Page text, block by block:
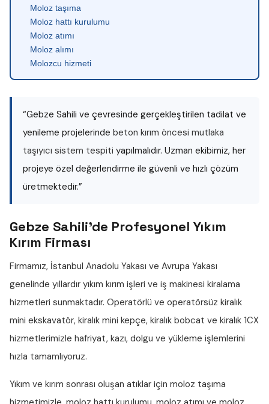
Moloz taşıma
Moloz hattı kurulumu
Moloz atımı
Moloz alımı
Molozcu hizmeti
“Gebze Sahili ve çevresinde gerçekleştirilen tadilat ve
yenileme projelerinde beton kırım öncesi mutlaka
taşıyıcı sistem tespiti yapılmalıdır. Uzman ekibimiz, her
projeye özel değerlendirme ile güvenli ve hızlı çözüm
üretmektedir.”
Gebze Sahili'de Profesyonel Yıkım
Kırım Firması
Firmamız, İstanbul Anadolu Yakası ve Avrupa Yakası
genelinde yıllardır yıkım kırım işleri ve iş makinesi kiralama
hizmetleri sunmaktadır. Operatörlü ve operatörsüz kiralık
mini ekskavatör, kiralık mini kepçe, kiralık bobcat ve kiralık 1CX
hizmetlerimizle hafriyat, kazı, dolgu ve yükleme işlemlerini
hızla tamamlıyoruz.
Yıkım ve kırım sonrası oluşan atıklar için moloz taşıma